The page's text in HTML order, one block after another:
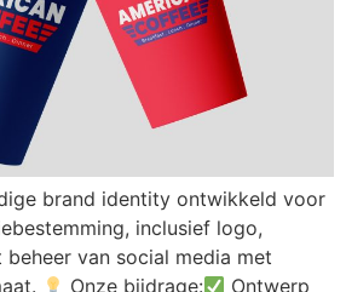
brand identity ontwikkeld voor
inclusief logo,
van social media met
Onze bijdrage:
Ontwerp